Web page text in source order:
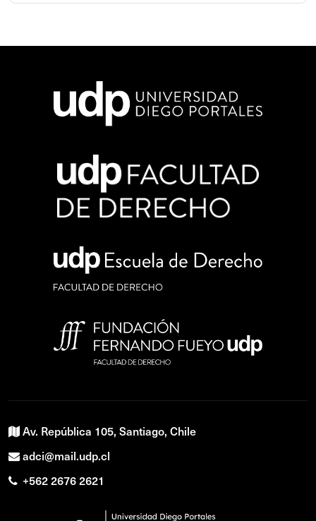
Av. República 105, Santiago, Chile
adci@mail.udp.cl
+562 2676 2621